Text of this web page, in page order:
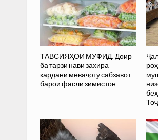
ТАВСИЯҲОИ МУФИД. Доир
ба тарзи нави захира
кардани меваҷоту сабзавот
барои фасли зимистон